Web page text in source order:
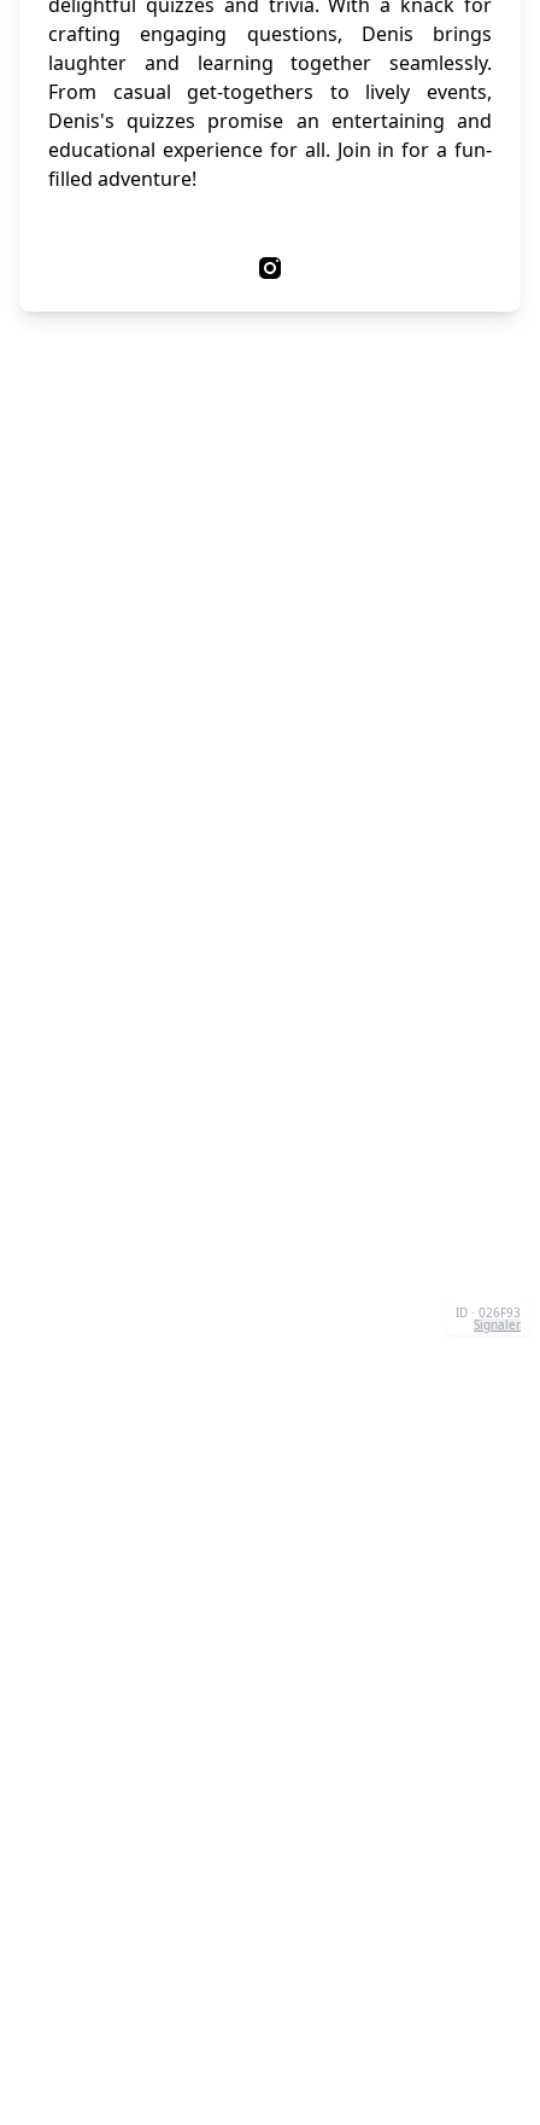
crafting engaging questions, Denis brings
laughter and learning together seamlessly.
From casual get-togethers to lively events,
Denis's quizzes promise an entertaining and
educational experience for all. Join in for a fun-
filled adventure!
ID · 026F93
Signaler